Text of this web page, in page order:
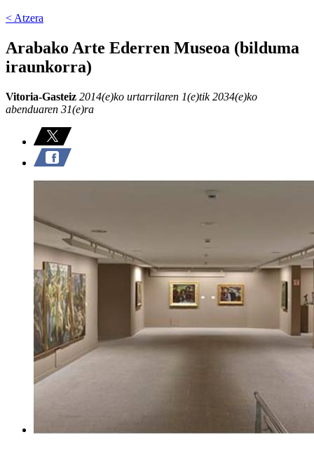
< Atzera
Arabako Arte Ederren Museoa (bilduma
iraunkorra)
Vitoria-Gasteiz 2014(e)ko urtarrilaren 1(e)tik 2034(e)ko
abenduaren 31(e)ra